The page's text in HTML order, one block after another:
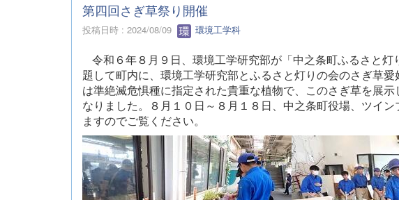
第四回さぎ草祭り開催
投稿日時 : 2024/08/09 環境工学科
令和６年８月９日、環境工学研究部が「中之条町ふるさと
題して町内に、環境工学研究部とふるさと灯りの会のさぎ草
は準絶滅危惧種に指定された貴重な植物で、このさぎ草を展
なりました。８月１０日～８月１８日、中之条町役場、ツイ
ますのでご覧ください。